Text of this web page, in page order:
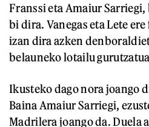
Franssi eta Amaiur
bi dira. Vanegas eta Lete
izan dira azken
belauneko lotailu
Ikusteko dago nora joango
Baina Amaiur Sarriegi,
Madrilera joango da. Duela